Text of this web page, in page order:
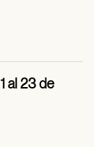
al 23 de